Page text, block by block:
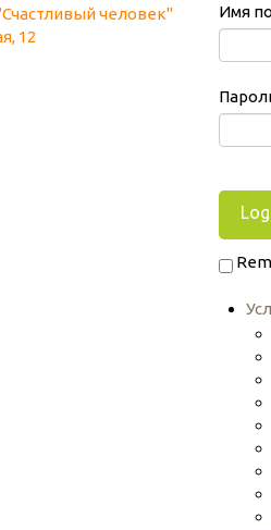
12
Имя